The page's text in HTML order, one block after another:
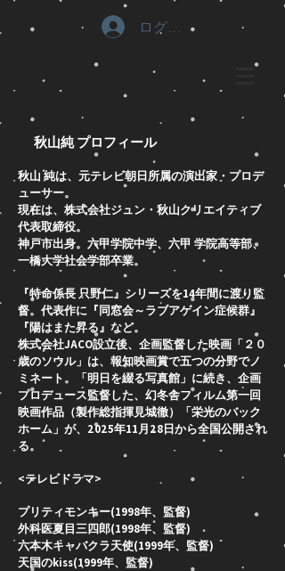
ログイン
秋山純 プロフィール
秋山 純は、元テレビ朝日所属の演出家・プロデ
ューサー。
現在は、株式会社ジュン・秋山クリエイティブ
代表取締役。
神戸市出身。六甲学院中学、六甲 学院高等部、
一橋大学社会学部卒業。
『特命係長 只野仁』シリーズを14年間に渡り監
督。代表作に『同窓会～ラブアゲイン症候群』
『陽はまた昇る』など。
株式会社JACO設立後、企画監督した映画「２０
歳のソウル」は、報知映画賞で五つの分野でノ
ミネート。「明日を綴る写真館」に続き、企画
プロデュース監督した、幻冬舎フィルム第一回
映画作品（製作総指揮見城徹）「栄光のバック
ホーム」が、2025年11月28日から全国公開され
る。
<テレビドラマ>
プリティモンキー(1998年、監督)
外科医夏目三四郎(1998年、監督)
六本木キャバクラ天使(1999年、監督)
天国のkiss(1999年、監督)